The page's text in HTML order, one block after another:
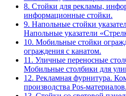
8. Стойки для рекламы,
информационные стойки.
9. Напольные стойки
Напольные указатели
10. Мобильные стойки
ограждения с канатом.
11. Уличные переносные
Мобильные столбики для
12. Рекламная фурнитура.
производства Pos-материалов.